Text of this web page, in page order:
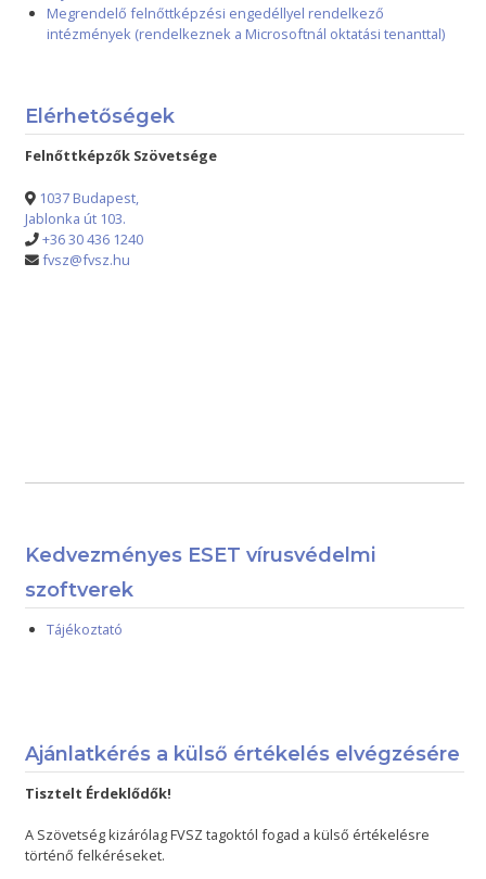
Megrendelő felnőttképzési engedéllyel rendelkező
intézmények (rendelkeznek a Microsoftnál oktatási tenanttal)
Elérhetőségek
Felnőttképzők Szövetsége
1037 Budapest,
Jablonka út 103.
+36 30 436 1240
fvsz@fvsz.hu
Kedvezményes ESET vírusvédelmi
szoftverek
Tájékoztató
Ajánlatkérés a külső értékelés elvégzésére
Tisztelt Érdeklődők!
A Szövetség kizárólag FVSZ tagoktól fogad a külső értékelésre
történő felkéréseket.